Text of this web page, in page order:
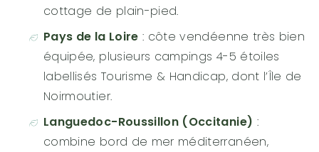
cottage de plain-pied.
Pays de la Loire : côte vendéenne très bien
équipée, plusieurs campings 4-5 étoiles
labellisés Tourisme & Handicap, dont l’Île de
Noirmoutier.
Languedoc-Roussillon (Occitanie) :
combine bord de mer méditerranéen,